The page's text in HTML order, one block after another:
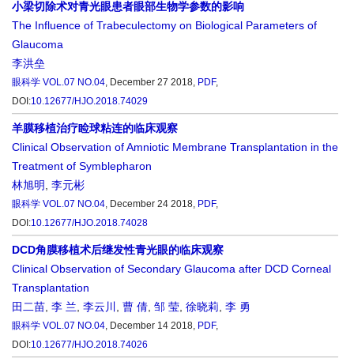
小梁切除术对青光眼患者眼部生物学参数的影响
The Influence of Trabeculectomy on Biological Parameters of
Glaucoma
李洪垒
眼科学 VOL.07 NO.04, December 27 2018, PDF,
DOI:10.12677/HJO.2018.74029
羊膜移植治疗睑球粘连的临床观察
Clinical Observation of Amniotic Membrane Transplantation in the
Treatment of Symblepharon
林旭明
李元彬
眼科学 VOL.07 NO.04, December 24 2018, PDF,
DOI:10.12677/HJO.2018.74028
DCD角膜移植术后继发性青光眼的临床观察
Clinical Observation of Secondary Glaucoma after DCD Corneal
Transplantation
田二苗 李 兰 李云川 曹 倩 邹 莹 徐晓莉 李 勇
眼科学 VOL.07 NO.04, December 14 2018, PDF,
DOI:10.12677/HJO.2018.74026